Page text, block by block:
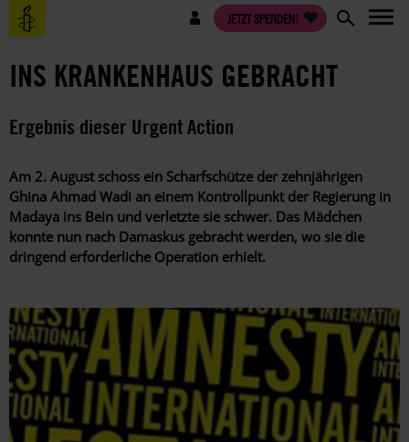
Direkt
zum
Benutzermenü JETZT SPENDEN!
INS KRANKENHAUS GEBRACHT
Ergebnis dieser Urgent Action
Am 2. August schoss ein Scharfschütze der zehnjährigen
Ghina Ahmad Wadi an einem Kontrollpunkt der Regierung in
Madaya ins Bein und verletzte sie schwer. Das Mädchen
konnte nun nach Damaskus gebracht werden, wo sie die
dringend erforderliche Operation erhielt.